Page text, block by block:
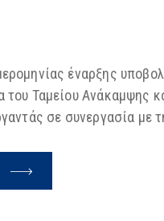
έναρξης
του Ταμείου Ανάκαμψης
σε συνεργασία με